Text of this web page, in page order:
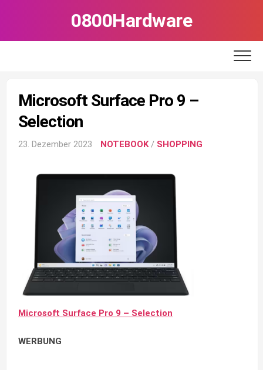
0800Hardware
Microsoft Surface Pro 9 –
Selection
23. Dezember 2023 NOTEBOOK/ SHOPPING
Microsoft Surface Pro 9 – Selection
WERBUNG